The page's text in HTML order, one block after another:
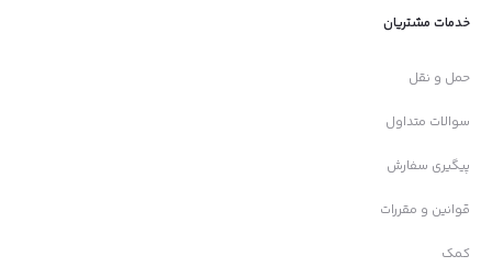
خدمات مشتریان
حمل و نقل
سوالات متداول
پیگیری سفارش
قوانین و مقررات
کمک